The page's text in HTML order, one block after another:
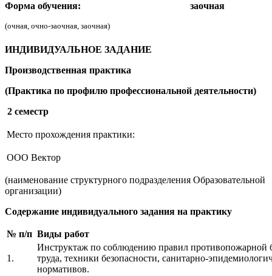
Форма обучения: заочная
(очная, очно-заочная, заочная)
ИНДИВИДУАЛЬНОЕ ЗАДАНИЕ
Производственная практика
(Практика по профилю профессиональной деятельности)
2 семестр
Место прохождения практики:
ООО Вектор
(наименование структурного подразделения Образовательной
организации)
Содержание индивидуального задания на практику
№ п/п Виды работ
1.
Инструктаж по соблюдению правил противопожарной
труда, техники безопасности, санитарно-
нормативов.